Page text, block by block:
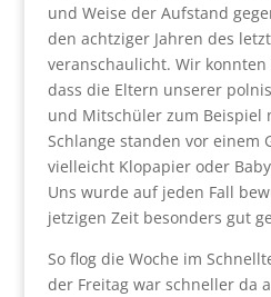
und Weise der Aufstand
den achtziger Jahren des
veranschaulicht. Wir
dass die Eltern unserer
und Mitschüler zum Beispiel
Schlange standen vor einem
vielleicht Klopapier oder
Uns wurde auf jeden Fall
jetzigen Zeit besonders gut
So flog die Woche im
der Freitag war schneller da